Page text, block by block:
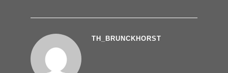
TH_BRUNCKHORST